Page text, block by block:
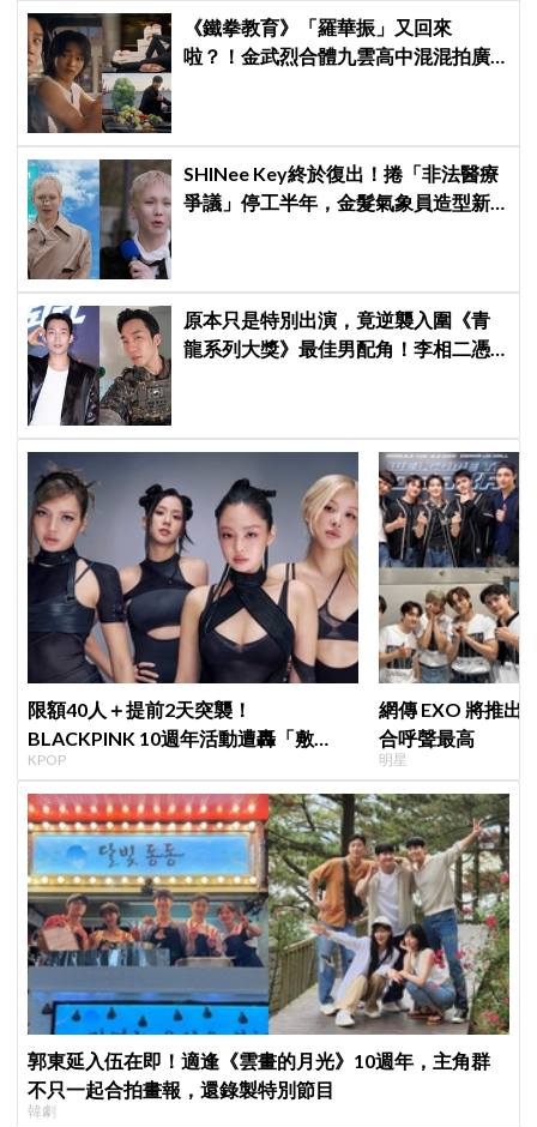
《鐵拳教育》「羅華振」又回來
啦？！金武烈合體九雲高中混混拍廣
SHINee Key終於復出！捲「非法醫療
爭議」停工半年，金髮氣象員造型新
原本只是特別出演，竟逆襲入圍《青
龍系列大獎》最佳男配角！李相二憑
限額40人＋提前2天突襲！
BLACKPINK 10週年活動遭轟「敷
衍」，YG急證實：4人確定完全體出席
KPOP
網傳 EXO 將推出
合呼聲最高
明星
郭東延入伍在即！適逢《雲畫的月光》10週年，主角群
不只一起合拍畫報，還錄製特別節目
韓劇